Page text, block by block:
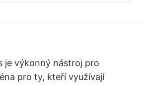
je výkonný nástroj pro
pro ty, kteří využívají